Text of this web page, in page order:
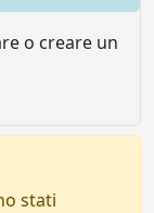
o creare un
stati